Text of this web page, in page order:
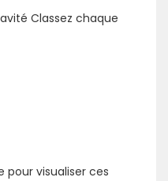
Classez chaque
pour visualiser ces